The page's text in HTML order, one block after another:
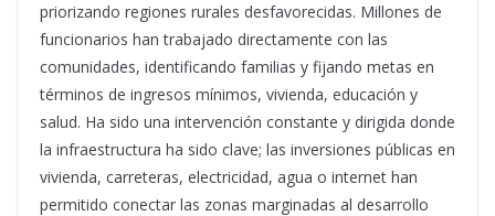
priorizando regiones rurales desfavorecidas. Millones de
funcionarios han trabajado directamente con las
comunidades, identificando familias y fijando metas en
términos de ingresos mínimos, vivienda, educación y
salud. Ha sido una intervención constante y dirigida donde
la infraestructura ha sido clave; las inversiones públicas en
vivienda, carreteras, electricidad, agua o internet han
permitido conectar las zonas marginadas al desarrollo